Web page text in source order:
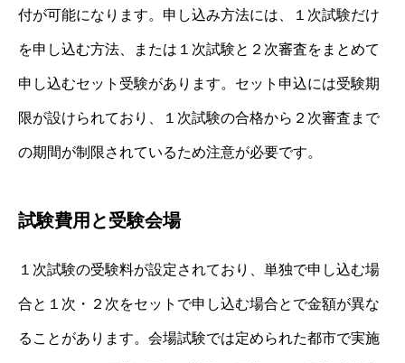
付が可能になります。申し込み方法には、１次試験だけ
を申し込む方法、または１次試験と２次審査をまとめて
申し込むセット受験があります。セット申込には受験期
限が設けられており、１次試験の合格から２次審査まで
の期間が制限されているため注意が必要です。
試験費用と受験会場
１次試験の受験料が設定されており、単独で申し込む場
合と１次・２次をセットで申し込む場合とで金額が異な
ることがあります。会場試験では定められた都市で実施